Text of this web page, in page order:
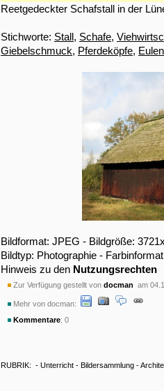
Reetgedeckter Schafstall in der
Stichworte: Stall, Schafe,
Giebelschmuck, Pferdeköpfe,
Bildformat: JPEG - Bildgröße:
Bildtyp: Photographie -
Hinweis zu den Nutzungsrechten
Zur Verfügung gestellt von docman am
Mehr von docman:
Kommentare: 0
RUBRIK: - Unterricht - Bildersammlung -